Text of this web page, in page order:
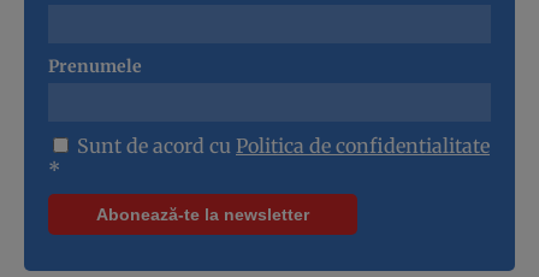
Prenumele
Sunt de acord cu Politica de confidentialitate
*